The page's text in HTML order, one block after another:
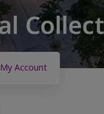
My Account